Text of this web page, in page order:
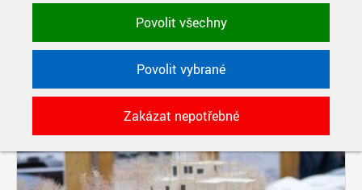
zakázat, případně vybrat a povolit cookies podle
kategorie. Svoje rozhodnutí můžete samozřejmě
kdykoli změnit.
POTŘEBNÉ
Technické cookies využívané aplikacemi
ČVUT pro uchování jejich nastavení,
vlastností a identifikátorů relace. Jsou
nezbytné pro správné fungování a jsou
Povolit všechny
Povolit vybrané
Zakázat nepotřebné